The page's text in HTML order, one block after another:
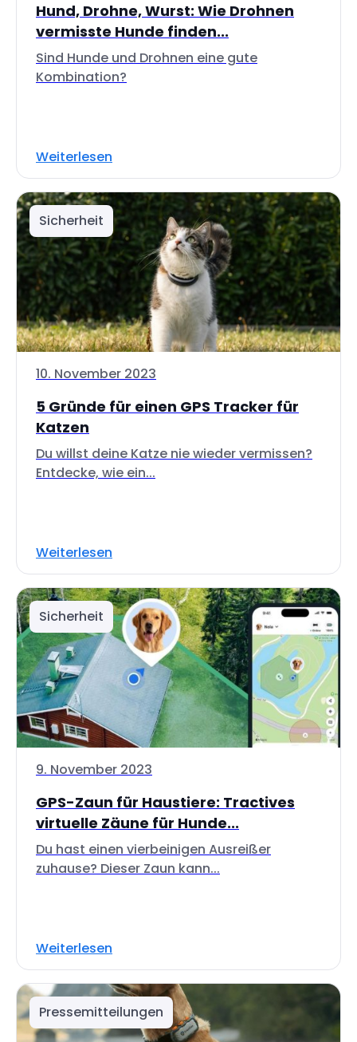
Hund, Drohne, Wurst: Wie Drohnen
vermisste Hunde finden...
Sind Hunde und Drohnen eine gute
Kombination?
Weiterlesen
Sicherheit
10. November 2023
5 Gründe für einen GPS Tracker für
Katzen
Du willst deine Katze nie wieder vermissen?
Entdecke, wie ein...
Weiterlesen
Sicherheit
9. November 2023
GPS-Zaun für Haustiere: Tractives
virtuelle Zäune für Hunde...
Du hast einen vierbeinigen Ausreißer
zuhause? Dieser Zaun kann...
Weiterlesen
Pressemitteilungen